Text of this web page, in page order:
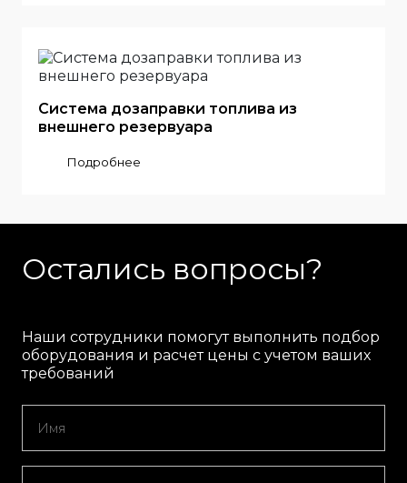
Система дозаправки топлива из
внешнего резервуара
Подробнее
Остались вопросы?
Наши сотрудники помогут выполнить подбор
оборудования и расчет цены с учетом ваших
требований